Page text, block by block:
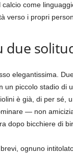
come
verso i propri
elegantissima.
piccolo stadio
è già, di per
— non
dopo bicchiere di
ognuno